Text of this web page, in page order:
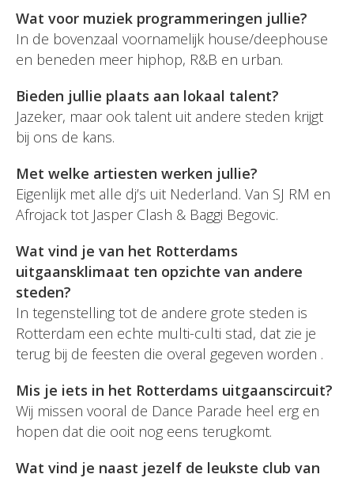
Wat voor muziek programmeringen jullie?
In de bovenzaal voornamelijk house/deephouse
en beneden meer hiphop, R&B en urban.
Bieden jullie plaats aan lokaal talent?
Jazeker, maar ook talent uit andere steden krijgt
bij ons de kans.
Met welke artiesten werken jullie?
Eigenlijk met alle dj’s uit Nederland. Van SJ RM en
Afrojack tot Jasper Clash & Baggi Begovic.
Wat vind je van het Rotterdams
uitgaansklimaat ten opzichte van andere
steden?
In tegenstelling tot de andere grote steden is
Rotterdam een echte multi-culti stad, dat zie je
terug bij de feesten die overal gegeven worden .
Mis je iets in het Rotterdams uitgaanscircuit?
Wij missen vooral de Dance Parade heel erg en
hopen dat die ooit nog eens terugkomt.
Wat vind je naast jezelf de leukste club van